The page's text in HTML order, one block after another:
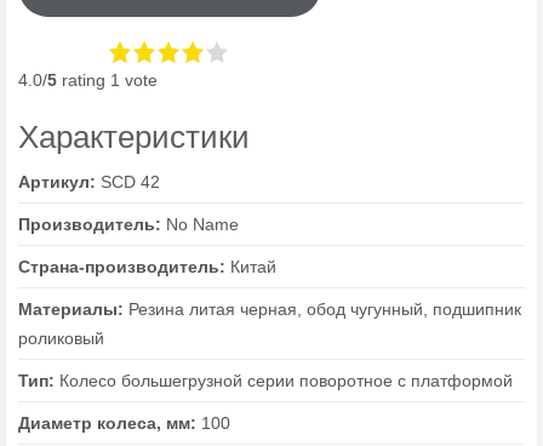
4.0/5 rating 1 vote
Характеристики
Артикул: SCD 42
Производитель: No Name
Страна-производитель: Китай
Материалы: Резина литая черная, обод чугунный, подшипник
роликовый
Тип: Колесо большегрузной серии поворотное с платформой
Диаметр колеса, мм: 100